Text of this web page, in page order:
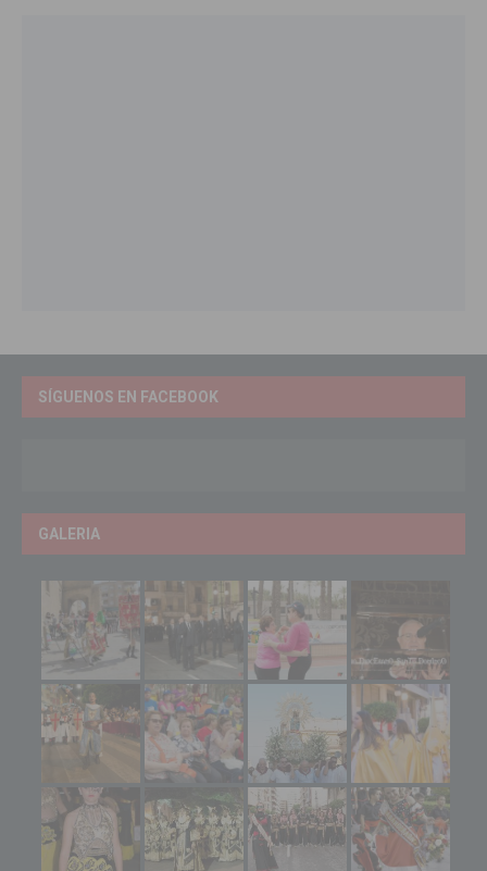
SÍGUENOS EN FACEBOOK
GALERIA